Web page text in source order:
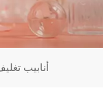
Italiano
Pусский
أنابيب